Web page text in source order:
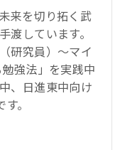
来を切り拓く武
渡しています。
研究員）～マイ
強法」を実践中
、日進東中向け
。